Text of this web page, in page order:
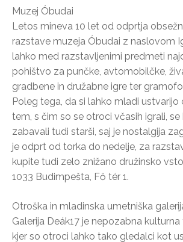
Muzej Óbudai
Letos mineva 10 let od odprtja
razstave muzeja Óbudai z naslovom
lahko med razstavljenimi predmeti
pohištvo za punčke, avtomobilčke,
gradbene in družabne igre ter
Poleg tega, da si lahko mladi
tem, s čim so se otroci včasih igrali,
zabavali tudi starši, saj je nostalgija
je odprt od torka do nedelje, za
kupite tudi zelo znižano družinsko
1033 Budimpešta, Fő tér 1.
Otroška in mladinska umetniška
Galerija Deák17 je nepozabna
kjer so otroci lahko tako gledalci kot